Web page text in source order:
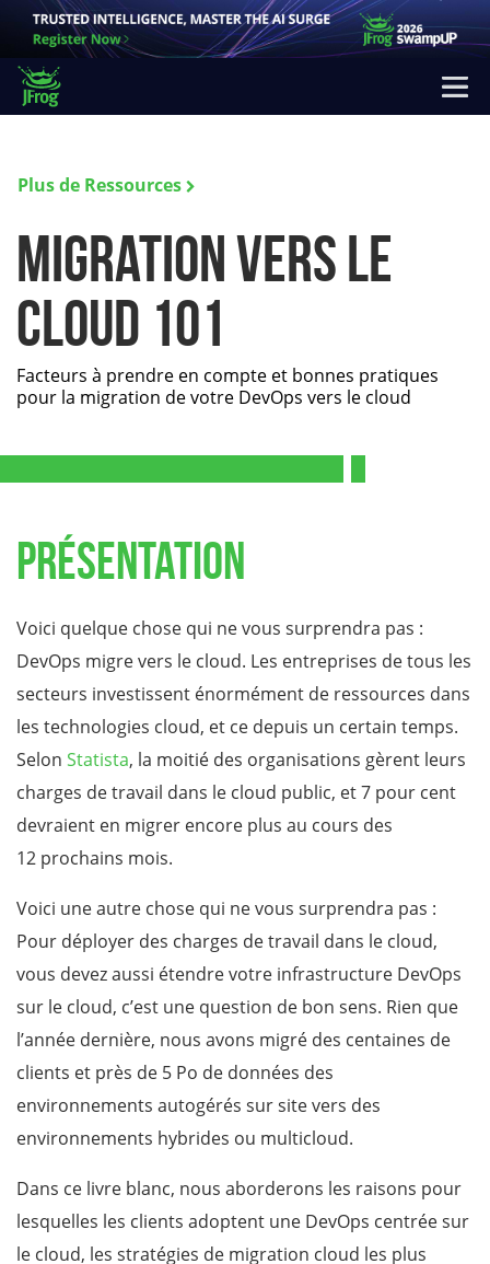
Plus de Ressources
Migration vers le
cloud 101
Facteurs à prendre en compte et bonnes pratiques
pour la migration de votre DevOps vers le cloud
Présentation
Voici quelque chose qui ne vous surprendra pas :
DevOps migre vers le cloud. Les entreprises de tous les
secteurs investissent énormément de ressources dans
les technologies cloud, et ce depuis un certain temps.
Selon Statista, la moitié des organisations gèrent leurs
charges de travail dans le cloud public, et 7 pour cent
devraient en migrer encore plus au cours des
12 prochains mois.
Voici une autre chose qui ne vous surprendra pas :
Pour déployer des charges de travail dans le cloud,
vous devez aussi étendre votre infrastructure DevOps
sur le cloud, c’est une question de bon sens. Rien que
l’année dernière, nous avons migré des centaines de
clients et près de 5 Po de données des
environnements autogérés sur site vers des
environnements hybrides ou multicloud.
Dans ce livre blanc, nous aborderons les raisons pour
lesquelles les clients adoptent une DevOps centrée sur
le cloud, les stratégies de migration cloud les plus